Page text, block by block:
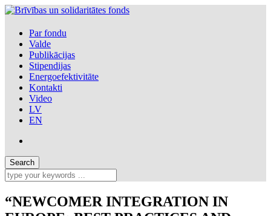
Par fondu
Valde
Publikācijas
Stipendijas
Energoefektivitāte
Kontakti
Video
LV
EN
“NEWCOMER INTEGRATION IN